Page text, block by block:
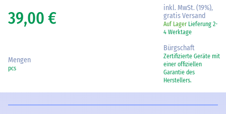
39,00 €
inkl. MwSt. (19%),
gratis Versand
Auf Lager Lieferung 2-
4 Werktage
Mengen
pcs
Bürgschaft
Zertifizierte Geräte mit
einer offiziellen
Garantie des
Herstellers.